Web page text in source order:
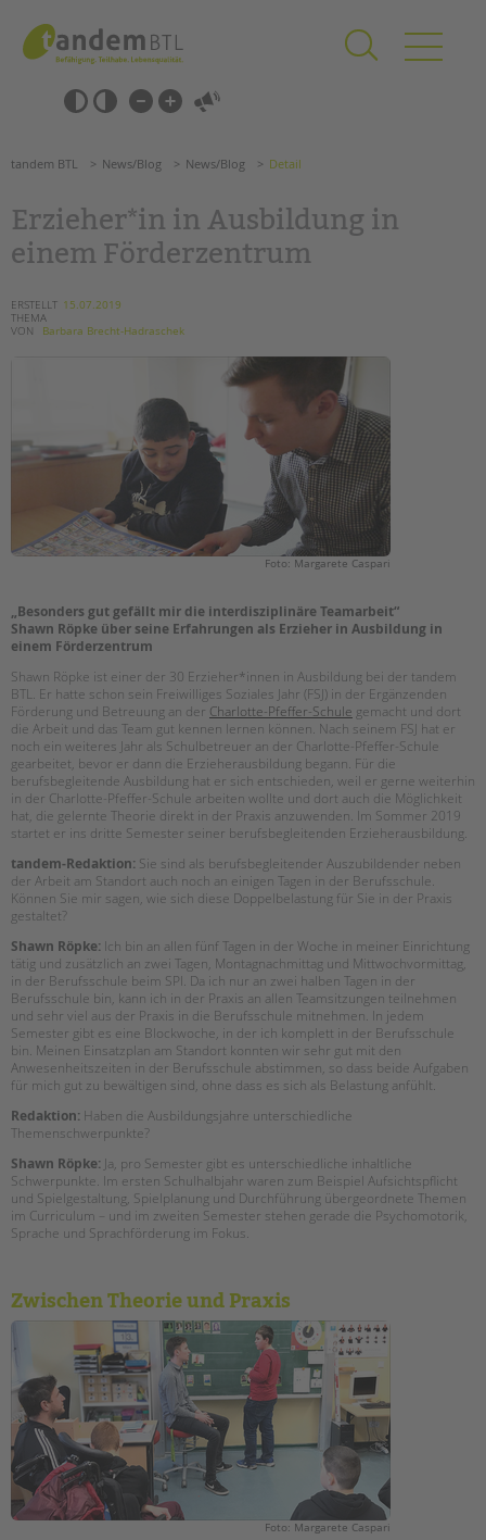
springen
Barrierefrei-
Einstellungen
überspringen
überspringen
SCHULE & GANZTAG
Oberschulen
Förderzentren
Schulbezogene Sozialarbeit
HILFEN ZUR ERZIEHUNG
EINGLIEDERUNGSHILFE
TANDEM BTL AKADEMIE
Seminarkalender
Seminarräume
STADTTEILARBEIT
PROFIL | LEITBILD
Bereiche im Überblick
Kinder- und Jugendschutz
Unsere Videos
Gesellschafter VdK
schoolcoach BTL
tandem international
KARRIERE
Stellenangebote
tandem als Arbeitgeberin
NEWS/BLOG
unkuerzbar
Briefe an Kai
PRESSE
Magazin
KONTAKT
Impressum
Datenschutz
Hinweisgebersystem
Intranet
tandem BTL News/Blog News/Blog Detail
Erzieher*in in Ausbildung in
einem Förderzentrum
ERSTELLT 15.07.2019
THEMA
VON
Barbara Brecht-Hadraschek
Foto: Margarete Caspari
„Besonders gut gefällt mir die interdisziplinäre Teamarbeit“
Shawn Röpke über seine Erfahrungen als Erzieher in Ausbildung in
einem Förderzentrum
Shawn Röpke ist einer der 30 Erzieher*innen in Ausbildung bei der tandem
BTL. Er hatte schon sein Freiwilliges Soziales Jahr (FSJ) in der Ergänzenden
Förderung und Betreuung an der Charlotte-Pfeffer-Schule gemacht und dort
die Arbeit und das Team gut kennen lernen können. Nach seinem FSJ hat er
noch ein weiteres Jahr als Schulbetreuer an der Charlotte-Pfeffer-Schule
gearbeitet, bevor er dann die Erzieherausbildung begann. Für die
berufsbegleitende Ausbildung hat er sich entschieden, weil er gerne weiterhin
in der Charlotte-Pfeffer-Schule arbeiten wollte und dort auch die Möglichkeit
hat, die gelernte Theorie direkt in der Praxis anzuwenden. Im Sommer 2019
startet er ins dritte Semester seiner berufsbegleitenden Erzieherausbildung.
tandem-Redaktion: Sie sind als berufsbegleitender Auszubildender neben
der Arbeit am Standort auch noch an einigen Tagen in der Berufsschule.
Können Sie mir sagen, wie sich diese Doppelbelastung für Sie in der Praxis
gestaltet?
Shawn Röpke: Ich bin an allen fünf Tagen in der Woche in meiner Einrichtung
tätig und zusätzlich an zwei Tagen, Montagnachmittag und Mittwochvormittag,
in der Berufsschule beim SPI. Da ich nur an zwei halben Tagen in der
Berufsschule bin, kann ich in der Praxis an allen Teamsitzungen teilnehmen
und sehr viel aus der Praxis in die Berufsschule mitnehmen. In jedem
Semester gibt es eine Blockwoche, in der ich komplett in der Berufsschule
bin. Meinen Einsatzplan am Standort konnten wir sehr gut mit den
Anwesenheitszeiten in der Berufsschule abstimmen, so dass beide Aufgaben
für mich gut zu bewältigen sind, ohne dass es sich als Belastung anfühlt.
Redaktion: Haben die Ausbildungsjahre unterschiedliche
Themenschwerpunkte?
Shawn Röpke: Ja, pro Semester gibt es unterschiedliche inhaltliche
Schwerpunkte. Im ersten Schulhalbjahr waren zum Beispiel Aufsichtspflicht
und Spielgestaltung, Spielplanung und Durchführung übergeordnete Themen
im Curriculum – und im zweiten Semester stehen gerade die Psychomotorik,
Sprache und Sprachförderung im Fokus.
Zwischen Theorie und Praxis
Foto: Margarete Caspari